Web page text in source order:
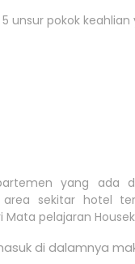
unsur pokok keahlian
yang ada
sekitar hotel
pelajaran
di dalamnya